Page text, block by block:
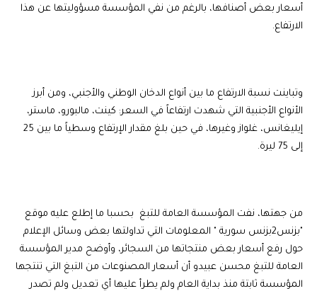
أسعار بعض أصنافها، بالرغم من نفي المؤسسة مسؤوليتها عن هذا
الارتفاع.
وتباينت نسبة الارتفاع ما بين أنواع الدخان الوطني والأجنبي، ومن أبرز
الأنواع الأجنبية التي شهدت ارتفاعاً في السعر: كينت، مالبورو، ماستر،
إيليغانس، غلواز وغيرها، في حين بلغ مقدار الإرتفاع وسطياً ما بين 25
إلى 75 ليرة.
من جهتها، نفت المؤسسة العامة للتبغ بحسبا ما إطلع عليه موقع
"بزنس2بزنس سورية " المعلومات التي تداولتها بعض وسائل الإعلام
حول رفع أسعار بعض منتجاتها من السجائر، وأوضح مدير المؤسسة
العامة للتبغ محسن عبيدو أن أسعار المصنوعات من التبغ التي تنتجها
المؤسسة ثابتة منذ بداية العام ولم يطرأ عليها أي تعديل ولم تصدر